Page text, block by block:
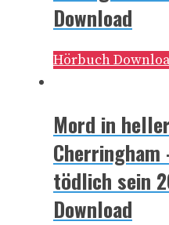
Download
Hörbuch
Mord in
tödlich sein
Download